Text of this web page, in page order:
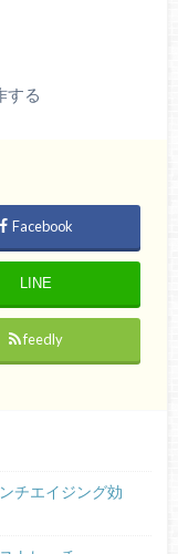
する
Facebook
LINE
feedly
チエイジング効